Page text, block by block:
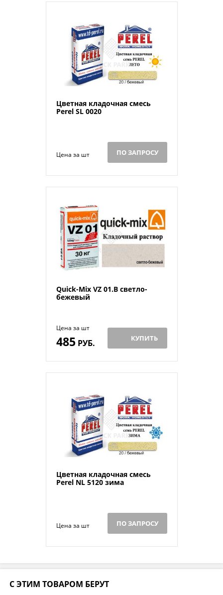
Цветная кладочная смесь
Perel SL 0020
Цена за шт ПО ЗАПРОСУ
Quick-Mix VZ 01.B светло-
бежевый
Цена за шт
485 РУБ. КУПИТЬ
Цветная кладочная смесь
Perel NL 5120 зима
Цена за шт ПО ЗАПРОСУ
С ЭТИМ ТОВАРОМ БЕРУТ